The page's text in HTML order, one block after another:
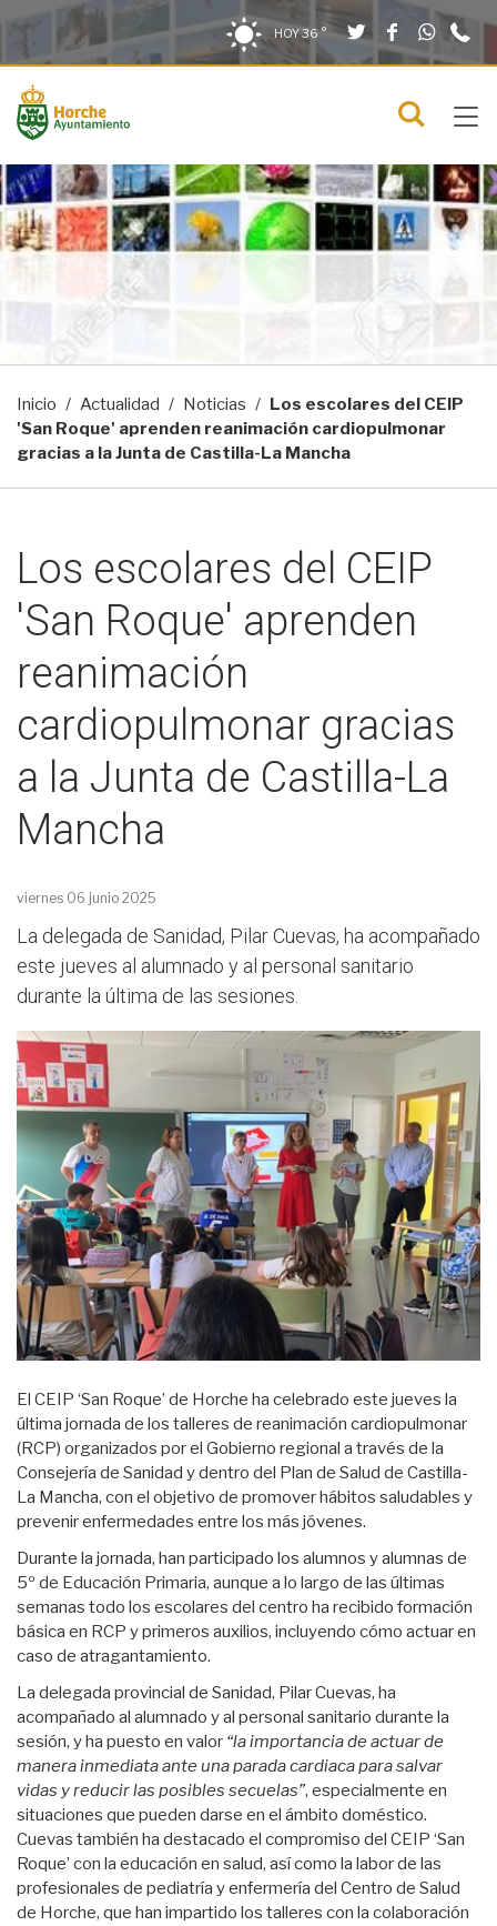
Saltar al contenido
Saltar a la navegación
Información de contacto HOY36 ° TwitterFacebook
menú
Inicio Actualidad Noticias
Los escolares del CEIP
'San Roque' aprenden reanimación cardiopulmonar
gracias a la Junta de Castilla-La Mancha
Los escolares del CEIP
'San Roque' aprenden
reanimación
cardiopulmonar gracias
a la Junta de Castilla-La
Mancha
viernes 06 junio 2025
La delegada de Sanidad, Pilar Cuevas, ha acompañado
este jueves al alumnado y al personal sanitario
durante la última de las sesiones.
El CEIP ‘San Roque’ de Horche ha celebrado este jueves la
última jornada de los talleres de reanimación cardiopulmonar
(RCP) organizados por el Gobierno regional a través de la
Consejería de Sanidad y dentro del Plan de Salud de Castilla-
La Mancha, con el objetivo de promover hábitos saludables y
prevenir enfermedades entre los más jóvenes.
Durante la jornada, han participado los alumnos y alumnas de
5º de Educación Primaria, aunque a lo largo de las últimas
semanas todo los escolares del centro ha recibido formación
básica en RCP y primeros auxilios, incluyendo cómo actuar en
caso de atragantamiento.
La delegada provincial de Sanidad, Pilar Cuevas, ha
acompañado al alumnado y al personal sanitario durante la
sesión, y ha puesto en valor “la importancia de actuar de
manera inmediata ante una parada cardiaca para salvar
vidas y reducir las posibles secuelas”, especialmente en
situaciones que pueden darse en el ámbito doméstico.
Cuevas también ha destacado el compromiso del CEIP ‘San
Roque’ con la educación en salud, así como la labor de las
profesionales de pediatría y enfermería del Centro de Salud
de Horche, que han impartido los talleres con la colaboración